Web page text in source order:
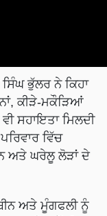
ਭੁੱਲਰ ਨੇ ਕਿਹਾ
ਕੀੜੇ-ਮਕੌੜਿਆਂ
ਸਹਾਇਤਾ ਮਿਲਦੀ
ਵਿੱਚ
ਅਤੇ ਘਰੇਲੂ ਲੋੜਾਂ ਦੇ
ਅਤੇ ਮੂੰਗਫਲੀ ਨੂੰ